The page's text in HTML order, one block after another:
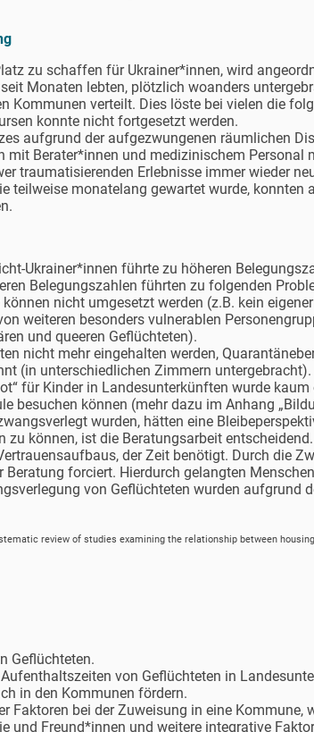
zu schaffen für Ukrainer*innen, wird
Monaten lebten, plötzlich woanders
Kommunen verteilt. Dies löste bei vielen die
konnte nicht fortgesetzt werden.
aufgrund der aufgezwungenen räumlichen
mit Berater*innen und medizinischem Personal
traumatisierenden Erlebnisse immer wieder
teilweise monatelang gewartet wurde,
Ukrainer*innen führte zu höheren
Belegungszahlen führten zu folgenden
nicht umgesetzt werden (z.B. kein
weiteren besonders vulnerablen
und queeren Geflüchteten).
nicht mehr eingehalten werden,
(in unterschiedlichen Zimmern untergebracht).
für Kinder in Landesunterkünften wurde
besuchen können (mehr dazu im Anhang
wurden, hätten eine
zu können, ist die Beratungsarbeit
der Zeit benötigt. Durch die
Beratung forciert. Hierdurch gelangten
von Geflüchteten wurden aufgrund
review of studies examining the relationship between
Geflüchteten.
von Geflüchteten in
in den Kommunen fördern.
Faktoren bei der Zuweisung in eine Kommune,
und Freund*innen und weitere integrative